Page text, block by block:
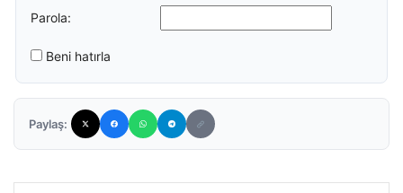
Parola:
Beni hatırla
Paylaş: